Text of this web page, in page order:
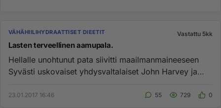
VÄHÄHIILIHYDRAATTISET DIEETIT Vastattu 5kk
Lasten terveellinen aamupala.
Hellalle unohtunut pata siivitti maailmanmaineeseen
Syvästi uskovaiset yhdysvaltalaiset John Harvey ja
23.01.2017 16:46 55 729 0